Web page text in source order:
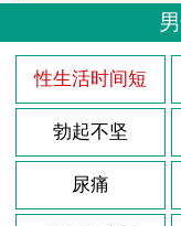
性生活时间短
勃起不坚
尿痛